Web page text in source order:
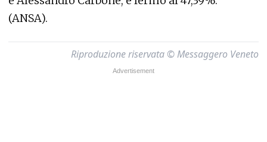
(ANSA).
Riproduzione riservata © Messaggero Veneto